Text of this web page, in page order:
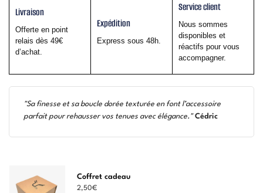
Livraison
Offerte en point
relais dès 49€
d’achat.
Expédition
Express sous 48h.
Service client
Nous sommes
disponibles et
réactifs pour vous
accompagner.
"Sa finesse et sa boucle dorée texturée en font l’accessoire
parfait pour rehausser vos tenues avec élégance." Cédric
Coffret cadeau
2,50€